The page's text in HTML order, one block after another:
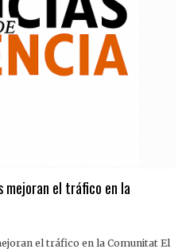
mejoran el tráfico en la
el tráfico en la Comunitat El